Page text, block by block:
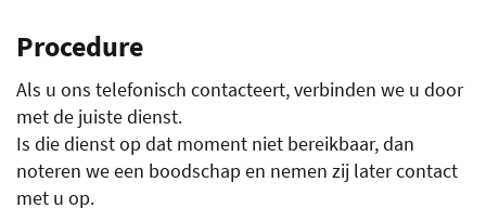
Procedure
Als u ons telefonisch contacteert, verbinden we u door
met de juiste dienst.
Is die dienst op dat moment niet bereikbaar, dan
noteren we een boodschap en nemen zij later contact
met u op.